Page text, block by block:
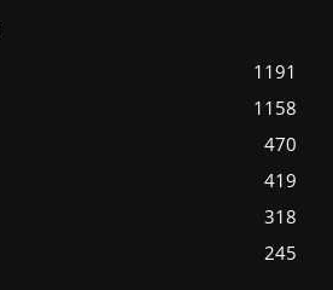
1191
1158
470
419
318
245